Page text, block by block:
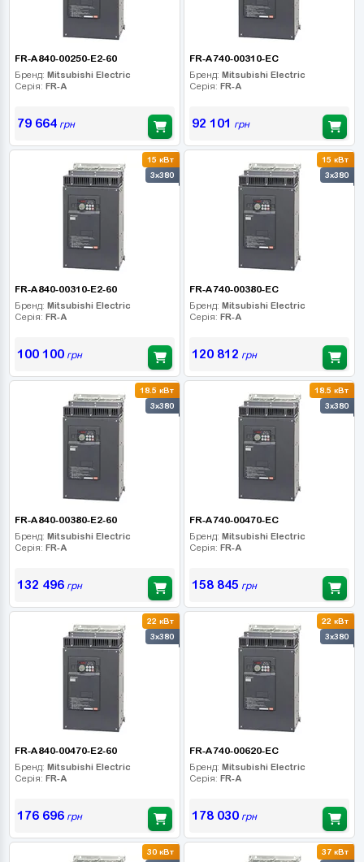
FR-A840-00250-E2-60
Бренд: Mitsubishi Electric
Серія: FR-A
79 664грн
FR-A740-00310-EC
Бренд: Mitsubishi Electric
Серія: FR-A
92 101 грн
15 кВт
3x380
FR-A840-00310-E2-60
Бренд: Mitsubishi Electric
Серія: FR-A
100 100грн
15 кВт
3x380
FR-A740-00380-EC
Бренд: Mitsubishi Electric
Серія: FR-A
120 812 грн
18.5 кВт
3x380
FR-A840-00380-E2-60
Бренд: Mitsubishi Electric
Серія: FR-A
132 496грн
18.5 кВт
3x380
FR-A740-00470-EC
Бренд: Mitsubishi Electric
Серія: FR-A
158 845 грн
22 кВт
3x380
FR-A840-00470-E2-60
Бренд: Mitsubishi Electric
Серія: FR-A
176 696грн
22 кВт
3x380
FR-A740-00620-EC
Бренд: Mitsubishi Electric
Серія: FR-A
178 030грн
30 кВт
37 кВт